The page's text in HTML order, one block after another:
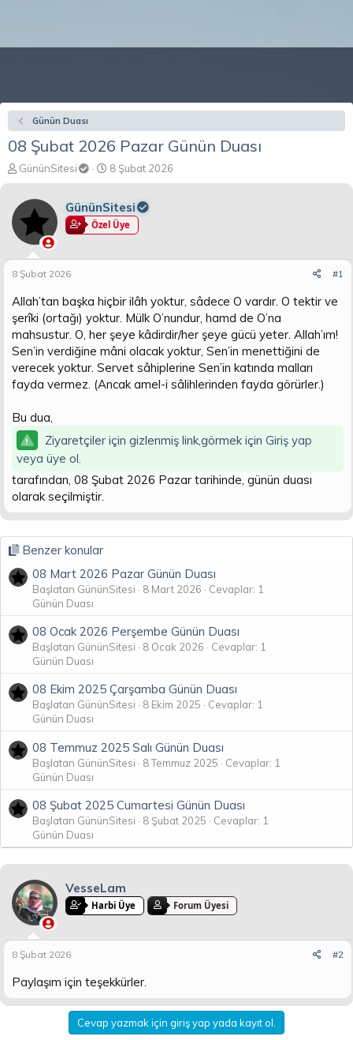
Günün Duası
08 Şubat 2026 Pazar Günün Duası
K
o
b
u
y
a
ş
l
a
t
a
n
GününSitesi
B
a
l
a
n
a
r
i
h
i
8 Şubat 2026
GününSitesi
Özel Üye
8 Şubat 2026 #1
Allah’tan başka hiçbir ilâh yoktur, sâdece O vardır. O tektir ve
şerîki (ortağı) yoktur. Mülk O’nundur, hamd de O’na
mahsustur. O, her şeye kâdirdir/her şeye gücü yeter. Allah’ım!
Sen’in verdiğine mâni olacak yoktur, Sen’in menettiğini de
verecek yoktur. Servet sâhiplerine Sen’in katında malları
fayda vermez. (Ancak amel-i sâlihlerinden fayda görürler.)
Bu dua,
Ziyaretçiler için gizlenmiş link,görmek için Giriş yap
veya üye ol.
tarafından, 08 Şubat 2026 Pazar tarihinde, günün duası
olarak seçilmiştir.
Benzer konular
08 Mart 2026 Pazar Günün Duası
Başlatan GününSitesi 8 Mart 2026
Cevaplar: 1
Günün Duası
08 Ocak 2026 Perşembe Günün Duası
Başlatan GününSitesi 8 Ocak 2026
Cevaplar: 1
Günün Duası
08 Ekim 2025 Çarşamba Günün Duası
Başlatan GününSitesi 8 Ekim 2025
Cevaplar: 1
Günün Duası
08 Temmuz 2025 Salı Günün Duası
Başlatan GününSitesi 8 Temmuz 2025
Cevaplar: 1
Günün Duası
08 Şubat 2025 Cumartesi Günün Duası
Başlatan GününSitesi 8 Şubat 2025
Cevaplar: 1
Günün Duası
VesseLam
Harbi Üye Forum Üyesi
8 Şubat 2026 #2
Paylaşım için teşekkürler.
Cevap yazmak için giriş yap yada kayıt ol.